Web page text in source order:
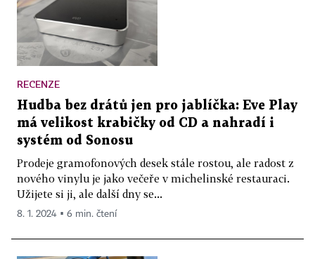
RECENZE
Hudba bez drátů jen pro jablíčka: Eve Play
má velikost krabičky od CD a nahradí i
systém od Sonosu
Prodeje gramofonových desek stále rostou, ale radost z
nového vinylu je jako večeře v michelinské restauraci.
Užijete si ji, ale další dny se...
8. 1. 2024 ▪ 6 min. čtení